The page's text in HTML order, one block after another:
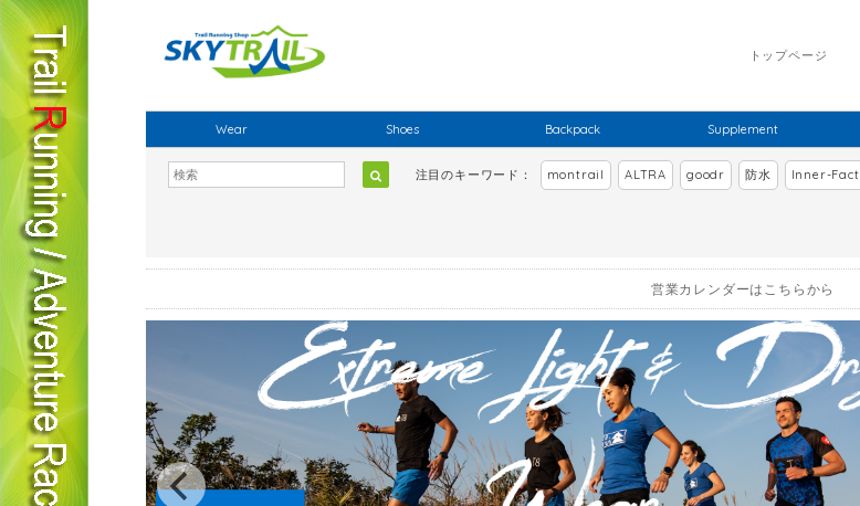
トップページ
Wear Shoes Backpack Supplement
注目のキーワード： montrail ALTRA goodr 防水 Inner-Fact
営業カレンダーはこちらから